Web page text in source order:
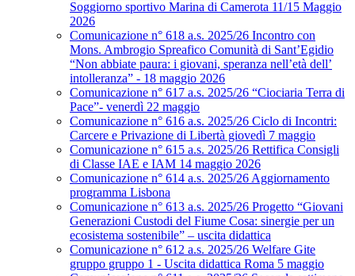
Soggiorno sportivo Marina di Camerota 11/15 Maggio
2026
Comunicazione n° 618 a.s. 2025/26 Incontro con
Mons. Ambrogio Spreafico Comunità di Sant’Egidio
“Non abbiate paura: i giovani, speranza nell’età dell’
intolleranza” - 18 maggio 2026
Comunicazione n° 617 a.s. 2025/26 “Ciociaria Terra di
Pace”- venerdì 22 maggio
Comunicazione n° 616 a.s. 2025/26 Ciclo di Incontri:
Carcere e Privazione di Libertà giovedì 7 maggio
Comunicazione n° 615 a.s. 2025/26 Rettifica Consigli
di Classe IAE e IAM 14 maggio 2026
Comunicazione n° 614 a.s. 2025/26 Aggiornamento
programma Lisbona
Comunicazione n° 613 a.s. 2025/26 Progetto “Giovani
Generazioni Custodi del Fiume Cosa: sinergie per un
ecosistema sostenibile” – uscita didattica
Comunicazione n° 612 a.s. 2025/26 Welfare Gite
gruppo gruppo 1 - Uscita didattica Roma 5 maggio